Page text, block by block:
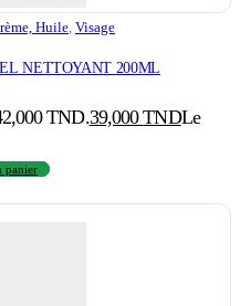
Huile, Visage
NETTOYANT 200ML
TND.39,000TNDLe
panier